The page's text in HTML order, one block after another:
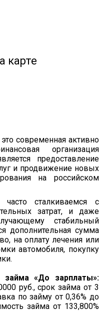
карте
современная активно
организация
предоставление
и продвижение новых
на российском
сталкиваемся с
затрат, и даже
стабильный
дополнительная сумма
на оплату лечения или
автомобиля, покупку
займа «До зарплаты»:
руб., срок займа от 3
по займу от 0,36% до
займа от 133,800%